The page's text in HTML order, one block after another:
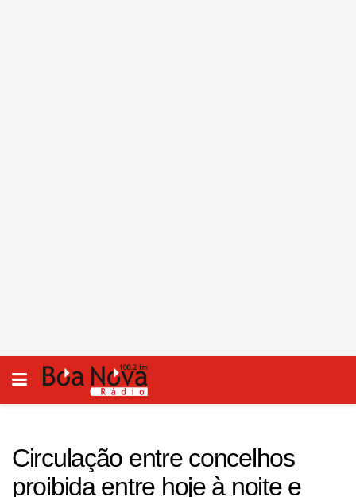
Circulação entre concelhos
proibida entre hoje à noite e